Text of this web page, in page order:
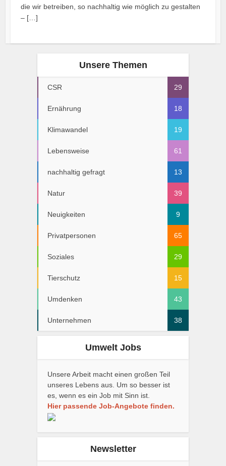
die wir betreiben, so nachhaltig wie möglich zu gestalten
– […]
Unsere Themen
CSR 29
Ernährung 18
Klimawandel 19
Lebensweise 61
nachhaltig gefragt 13
Natur 39
Neuigkeiten 9
Privatpersonen 65
Soziales 29
Tierschutz 15
Umdenken 43
Unternehmen 38
Umwelt Jobs
Unsere Arbeit macht einen großen Teil
unseres Lebens aus. Um so besser ist
es, wenn es ein Job mit Sinn ist.
Hier passende Job-Angebote finden.
Newsletter